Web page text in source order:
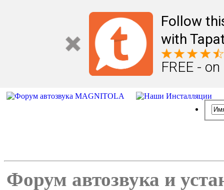
Follow
with
FREE -
Форум автозвука и